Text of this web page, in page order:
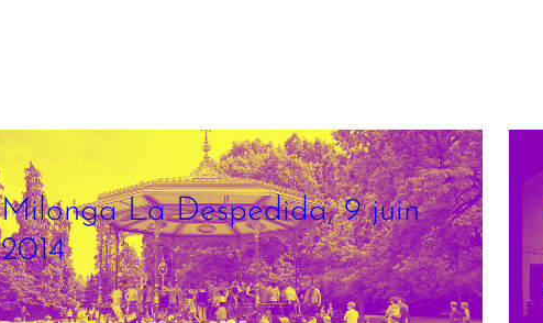
Milonga La Despedida, 9 juin
2014